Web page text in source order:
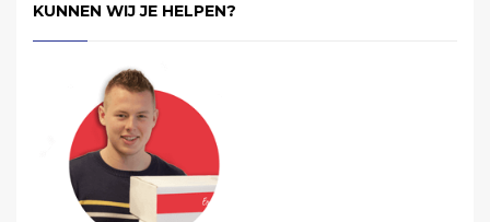
KUNNEN WIJ JE HELPEN?